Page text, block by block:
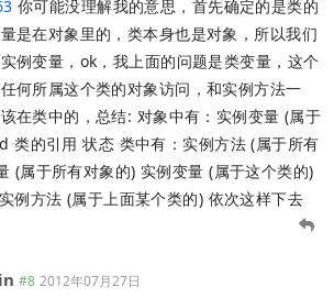
你可能没理解我的意思，首先确定的是类的
是在对象里的，类本身也是对象，所以我们
例变量，ok，我上面的问题是类变量，这个
何所属这个类的对象访问，和实例方法一
在类中的，总结: 对象中有：实例变量 (属于
类的引用 状态 类中有：实例方法 (属于所有
(属于所有对象的) 实例变量 (属于这个类的)
例方法 (属于上面某个类的) 依次这样下去
#8 2012年07月27日